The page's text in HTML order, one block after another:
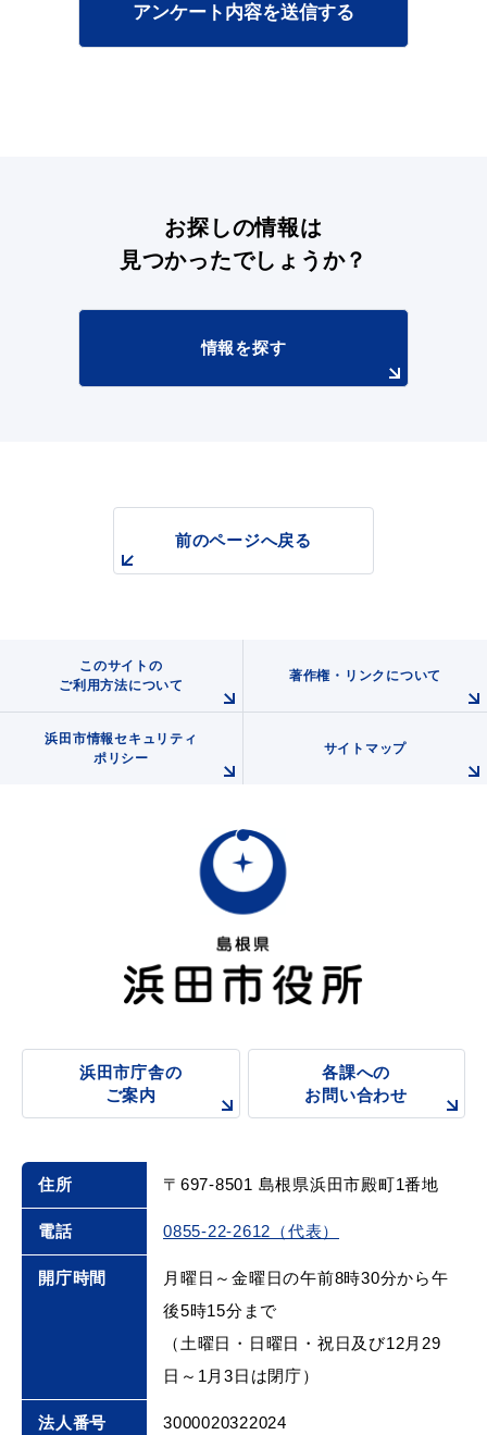
ダウンロード
移住・出会い応援（はまだ暮らし）
浜田市庁舎の
ご案内
各課への
お問い合わせ
アンケート内容を送信する
お探しの情報は
見つかったでしょうか？
情報を探す
前のページへ戻る
このサイトの
ご利用方法について
著作権・リンクについて
浜田市情報セキュリティ
ポリシー
サイトマップ
浜田市庁舎の
ご案内
各課への
お問い合わせ
住所 〒697-8501 島根県浜田市殿町1番地
電話 0855-22-2612（代表）
開庁時間
月曜日～金曜日の午前8時30分から午
後5時15分まで
（土曜日・日曜日・祝日及び12月29
日～1月3日は閉庁）
法人番号 3000020322024